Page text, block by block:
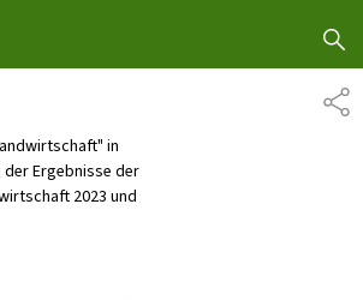
in
Ergebnisse der
2023 und